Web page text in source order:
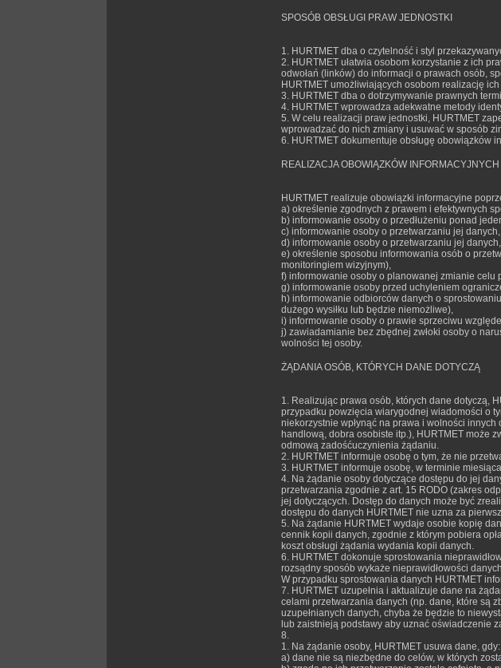
SPOSÓB OBSŁUGI PRAW JEDNOSTKI
1. HURTMET dba o czytelność i styl
2. HURTMET ułatwia osobom korzystanie z ich
odwołań (linków) do informacji o prawach osób,
HURTMET umożliwiających osobom realizację ich
3. HURTMET dba o dotrzymywanie prawnych
4. HURTMET wprowadza adekwatne metody
5. W celu realizacji praw jednostki, HURTMET
wprowadzać do nich zmiany i usuwać w sposób
6. HURTMET dokumentuje obsługę obowiązków
REALIZACJA OBOWIĄZKÓW INFORMACYJNYCH
HURTMET realizuje obowiązki informacyjne
a) określenie zgodnych z prawem i efektywnych
b) informowanie osoby o przedłużeniu ponad
c) informowanie osoby o przetwarzaniu jej
d) informowanie osoby o przetwarzaniu jej
e) określenie sposobu informowania osób o
monitoringiem wizyjnym),
f) informowanie osoby o planowanej zmianie celu
g) informowanie osoby przed uchyleniem
h) informowanie odbiorców danych o
dużego wysiłku lub będzie niemożliwe),
i) informowanie osoby o prawie sprzeciwu
j) zawiadamianie bez zbędnej zwłoki osoby o
wolności tej osoby.
ŻĄDANIA OSÓB, KTÓRYCH DANE DOTYCZĄ
1. Realizując prawa osób, których dane dotyczą,
przypadku powzięcia wiarygodnej wiadomości o
niekorzystnie wpłynąć na prawa i wolności
handlową, dobra osobiste itp.), HURTMET może
odmową zadośćuczynienia żądaniu.
2. HURTMET informuje osobę o tym, że nie
3. HURTMET informuje osobę, w terminie
4. Na żądanie osoby dotyczące dostępu do jej
przetwarzania zgodnie z art. 15 RODO (zakres
jej dotyczących. Dostęp do danych może być
dostępu do danych HURTMET nie uzna za
5. Na żądanie HURTMET wydaje osobie kopię
cennik kopii danych, zgodnie z którym pobiera
koszt obsługi żądania wydania kopii danych.
6. HURTMET dokonuje sprostowania
rozsądny sposób wykaże nieprawidłowości
W przypadku sprostowania danych HURTMET
7. HURTMET uzupełnia i aktualizuje dane na
celami przetwarzania danych (np. dane, które są
uzupełnianych danych, chyba że będzie to
lub zaistnieją podstawy aby uznać oświadczenie
8.
1. Na żądanie osoby, HURTMET usuwa dane, gdy:
a) dane nie są niezbędne do celów, w których